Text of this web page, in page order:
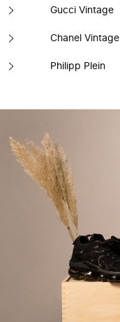
Gucci Vintage
Chanel Vintage
Philipp Plein